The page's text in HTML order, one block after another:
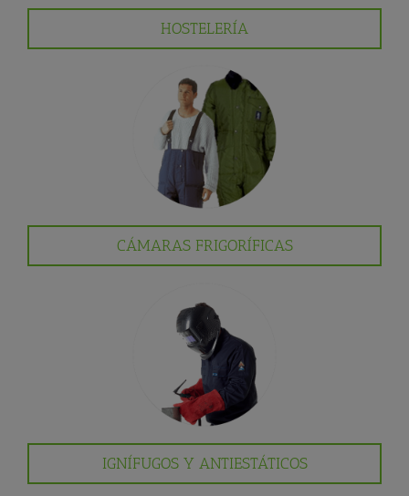
HOSTELERÍA
CÁMARAS FRIGORÍFICAS
IGNÍFUGOS Y ANTIESTÁTICOS